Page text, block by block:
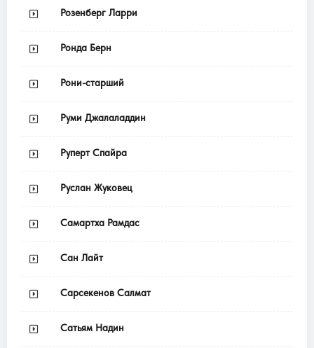
Розенберг Ларри
Ронда Берн
Рони-старший
Руми Джалаладдин
Руперт Спайра
Руслан Жуковец
Самартха Рамдас
Сан Лайт
Сарсекенов Салмат
Сатьям Надин